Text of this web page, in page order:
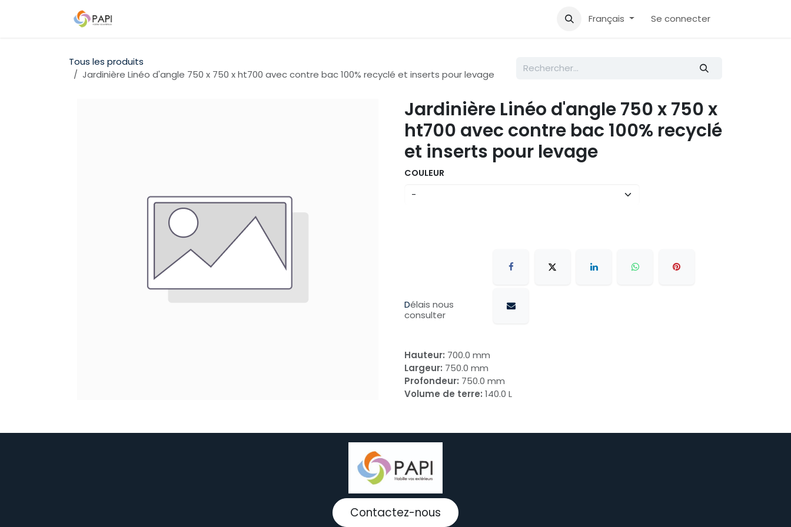
AideFrançais Se connecter
Tous les produits
Jardinière Linéo d'angle 750 x 750 x ht700 avec contre bac 100% recyclé et inserts pour levage
Jardinière Linéo d'angle 750 x 750 x
ht700 avec contre bac 100% recyclé
et inserts pour levage
COULEUR
Délais nous
consulter
Hauteur: 700.0 mm
Largeur: 750.0 mm
Profondeur: 750.0 mm
Volume de terre: 140.0 L
Contactez-nous